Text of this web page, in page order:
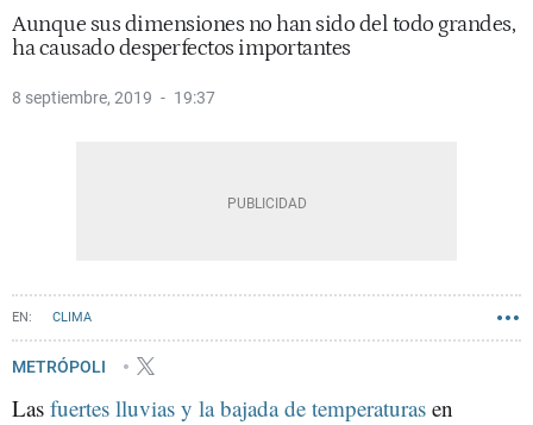
Aunque sus dimensiones no han sido del todo grandes,
ha causado desperfectos importantes
8 septiembre, 2019 19:37
CLIMA
METRÓPOLI
Las fuertes lluvias y la bajada de temperaturas en